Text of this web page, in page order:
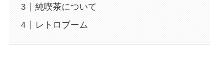
純喫茶について
レトロブーム